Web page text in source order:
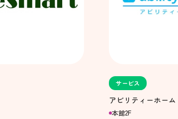
サービス
アビリティーホーム
本館2F